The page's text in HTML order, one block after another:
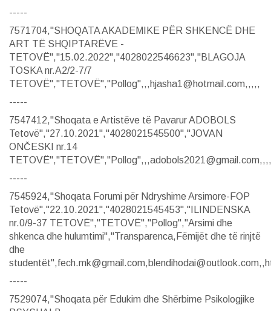
-----
7571704,"SHOQATA AKADEMIKE PËR SHKENCË DHE
ART TË SHQIPTARËVE -
TETOVË","15.02.2022","4028022546623","BLAGOJA
TOSKA nr.A2/2-7/7
TETOVË","TETOVË","Pollog",,,hjasha1@hotmail.com,,,,,
-----
7547412,"Shoqata e Artistëve të Pavarur ADOBOLS
Tetovë","27.10.2021","4028021545500","JOVAN
ONČESKI nr.14
-----
7545924,"Shoqata Forumi për Ndryshime Arsimore-FOP
Tetovë","22.10.2021","4028021545453","ILINDENSKA
nr.0/9-37 TETOVË","TETOVË","Pollog","Arsimi dhe
shkenca dhe hulumtimi","Transparenca,Fëmijët dhe të rinjtë
dhe
-----
7529074,"Shoqata për Edukim dhe Shërbime Psikologjike